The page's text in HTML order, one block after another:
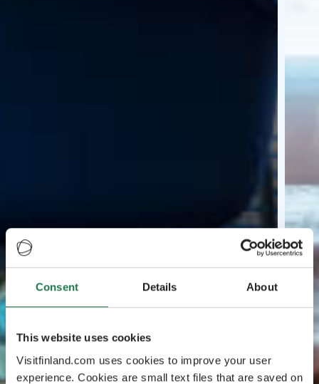
Consent Details About
This website uses cookies
Visitfinland.com uses cookies to improve your user
experience. Cookies are small text files that are saved on